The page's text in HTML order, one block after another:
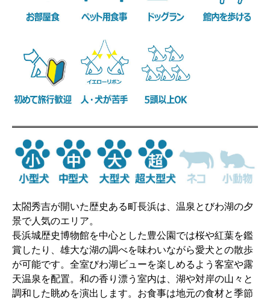
太閤秀吉が開いた歴史ある町長浜は、温泉とびわ湖の夕
景で人気のエリア。
長浜城歴史博物館を中心とした豊公園では桜や紅葉を鑑
賞したり、雄大な湖の調べを味わいながら愛犬との散歩
が可能です。全室びわ湖ビューを楽しめるよう客室や露
天温泉を配置。和の香り漂う室内は、湖や対岸の山々と
調和した眺めを演出します。お食事は地元の食材と季節